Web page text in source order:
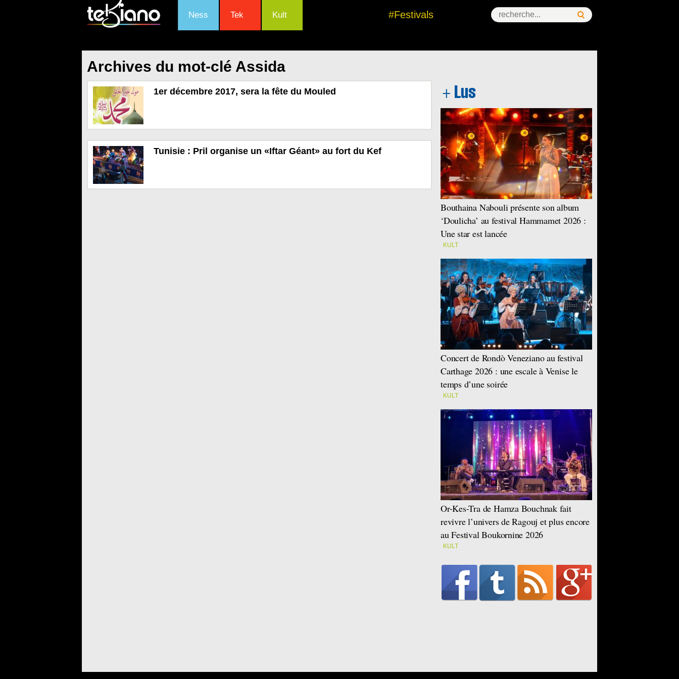
Ness Tek Kult #Festivals
Archives du mot-clé Assida
1er décembre 2017, sera la fête du Mouled
Tunisie : Pril organise un «Iftar Géant» au fort du Kef
Bouthaina Nabouli présente son album
‘Doulicha’ au festival Hammamet 2026 :
Une star est lancée
KULT
Concert de Rondò Veneziano au festival
Carthage 2026 : une escale à Venise le
temps d’une soirée
KULT
Or-Kes-Tra de Hamza Bouchnak fait
revivre l’univers de Ragouj et plus encore
au Festival Boukornine 2026
KULT